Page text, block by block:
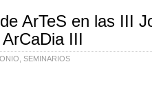
ArTeS en las III
III
SEMINARIOS